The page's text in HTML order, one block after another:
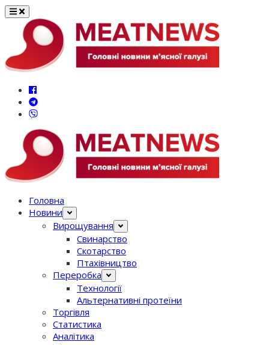
Перейти
вмісту
Головна
Новини
Вирощування
Свинарство
Скотарство
Птахівництво
Переробка
Технології
Альтернативні протеїни
Торгівля
Статистика
Аналітика